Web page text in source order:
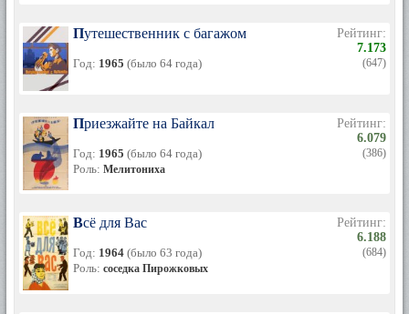
Путешественник с багажом
Год: 1965 (было 64 года)
Рейтинг:
7.173
(647)
Приезжайте на Байкал
Год: 1965 (было 64 года)
Роль: Мелитониха
Рейтинг:
6.079
(386)
Всё для Вас
Год: 1964 (было 63 года)
Роль: соседка Пирожковых
Рейтинг:
6.188
(684)